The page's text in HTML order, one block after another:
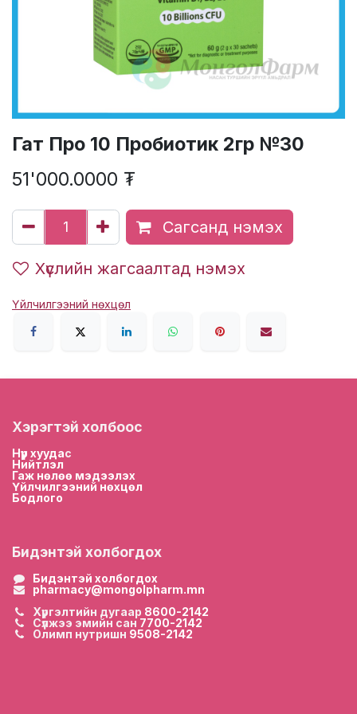
Гат Про 10 Пробиотик 2гр №30
51'000.0000 ₮
Сагсанд нэмэх
Хүслийн жагсаалтад нэмэх
Үйлчилгээний нөхцөл
Хэрэгтэй холбоос
Нүүр хуудас
Нийтлэл
Гаж нөлөө мэдээлэх
Үйлчилгээний нөхцөл
Бодлого
Бидэнтэй холбогдох
Бидэнтэй холбогдох
pharmacy@mongolpharm.mn
Хүргэлтийн дугаар 8600-2142
Сүлжээ эмийн сан 7700-2142
Олимп нутришн 9508-2142